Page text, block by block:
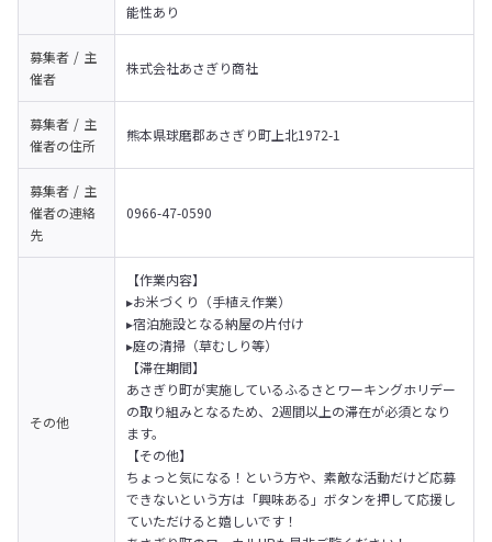
能性あり
募集者 / 主
催者
株式会社あさぎり商社
募集者 / 主
催者の住所
熊本県球磨郡あさぎり町上北1972-1
募集者 / 主
催者の連絡
先
0966-47-0590
その他
【作業内容】
▸お米づくり（手植え作業）
▸宿泊施設となる納屋の片付け
▸庭の清掃（草むしり等）
【滞在期間】
あさぎり町が実施しているふるさとワーキングホリデー
の取り組みとなるため、2週間以上の滞在が必須となり
ます。
【その他】
ちょっと気になる！という方や、素敵な活動だけど応募
できないという方は「興味ある」ボタンを押して応援し
ていただけると嬉しいです！